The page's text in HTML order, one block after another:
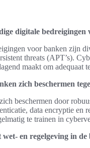
digitale bedreigingen
voor banken zijn
threats (APT’s).
maakt om adequaat
zich beschermen
beschermen door
data encryptie en
te trainen in
wet- en regelgeving in